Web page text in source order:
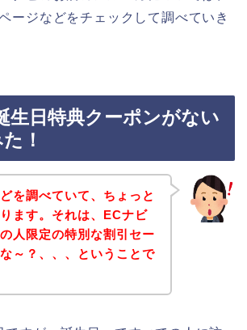
ージなどをチェックして調べていき
生日特典クーポンがない
！
を調べていて、ちょっと
ます。それは、ECナビ
人限定の特別な割引セー
～？、、、ということで